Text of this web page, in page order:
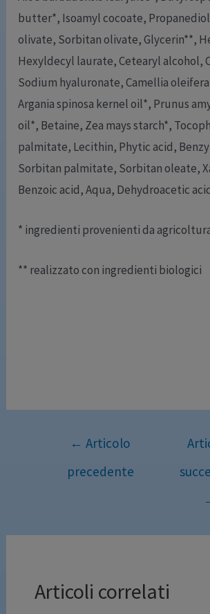
butter*, Isoamyl cocoate,
olivate, Sorbitan olivate, Glycerin**,
Hexyldecyl laurate, Cetearyl alcohol,
Sodium hyaluronate, Camellia
Argania spinosa kernel oil*, Prunus
oil*, Betaine, Zea mays starch*,
palmitate, Lecithin, Phytic acid,
Sorbitan palmitate, Sorbitan oleate,
Benzoic acid, Aqua, Dehydroacetic
* ingredienti provenienti da
** realizzato con ingredienti biologici
← Articolo
precedente
Articoli correlati